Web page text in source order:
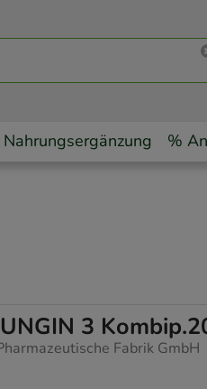
Nahrungsergänzung %
3
Fabrik GmbH